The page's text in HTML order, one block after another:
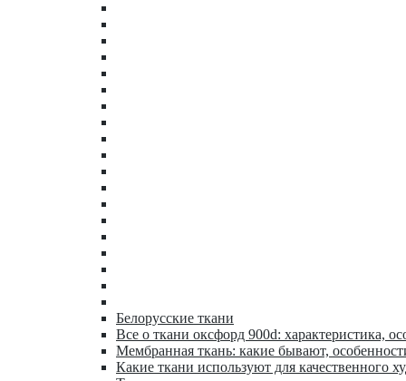
Белорусские ткани
Все о ткани оксфорд 900d: характеристика,
Мембранная ткань: какие бывают,
Какие ткани используют для качественного